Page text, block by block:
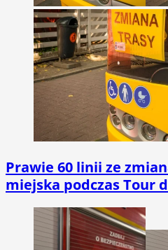
Prawie 60 linii ze
miejska podczas Tour